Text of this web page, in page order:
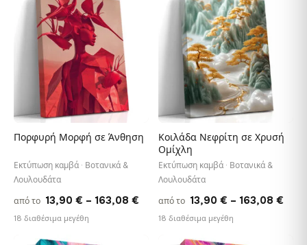
163,08 €
♡
Πορφυρή Μορφή σε Άνθηση
Εκτύπωση καμβά · Βοτανικά &
Λουλουδάτα
από το 13,90 € – 163,08 € Price
range:
18 διαθέσιμα μεγέθη
♡
Κοιλάδα Νεφρίτη σε Χρυσή
Ομίχλη
Εκτύπωση καμβά · Βοτανικά &
Λουλουδάτα
από το 13,90 € – 163,08 €
18 διαθέσιμα μεγέθη